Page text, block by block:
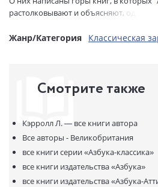
Тираж:
3000 экз.
Артикул:
А0000018114
растолковывают и объясняют, однако
по-прежнему загадочное и
Жанр/Категория Классическая
Смотрите также
Кэрролл Л. — все книги автора
Все авторы - Великобритания
все книги серии«Азбука-классика»
все книги издательства«Азбука»
все книги издательства«Азбука-